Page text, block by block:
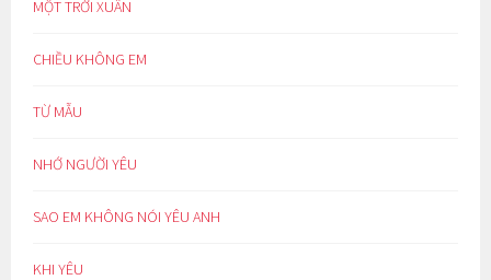
MỘT TRỜI XUÂN
CHIỀU KHÔNG EM
TỪ MẪU
NHỚ NGƯỜI YÊU
SAO EM KHÔNG NÓI YÊU ANH
KHI YÊU